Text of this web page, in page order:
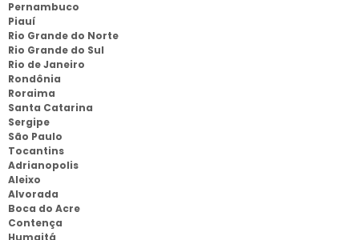
Pernambuco
Piauí
Rio Grande do Norte
Rio Grande do Sul
Rio de Janeiro
Rondônia
Roraima
Santa Catarina
Sergipe
São Paulo
Tocantins
Adrianopolis
Aleixo
Alvorada
Boca do Acre
Contença
Humaitá